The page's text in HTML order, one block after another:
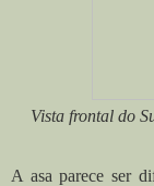
Vista frontal do
A asa parece ser